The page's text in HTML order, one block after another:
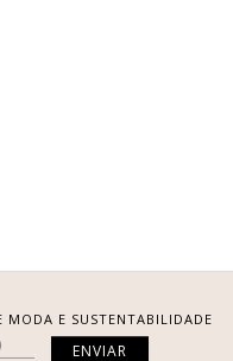
MODA E SUSTENTABILIDADE